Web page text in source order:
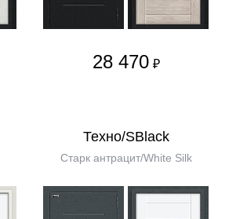
28 470 ₽
Техно/SBlack
Старк антрацит/White Silk